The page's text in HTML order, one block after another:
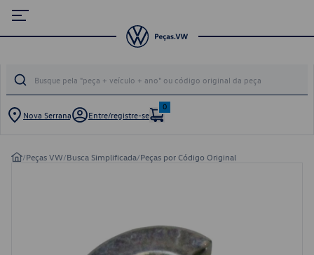
Nova Serrana Entre/registre-se
0
/Peças VW/Busca Simplificada/Peças por Código Original